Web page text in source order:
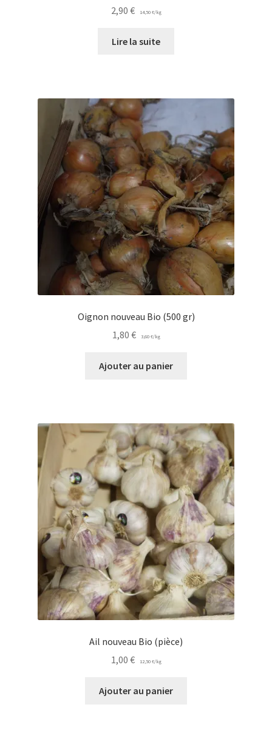
2,90 € 14,50 €/kg
Lire la suite
Oignon nouveau Bio (500 gr)
1,80 € 3,60 €/kg
Ajouter au panier
Ail nouveau Bio (pièce)
1,00 € 12,50 €/kg
Ajouter au panier